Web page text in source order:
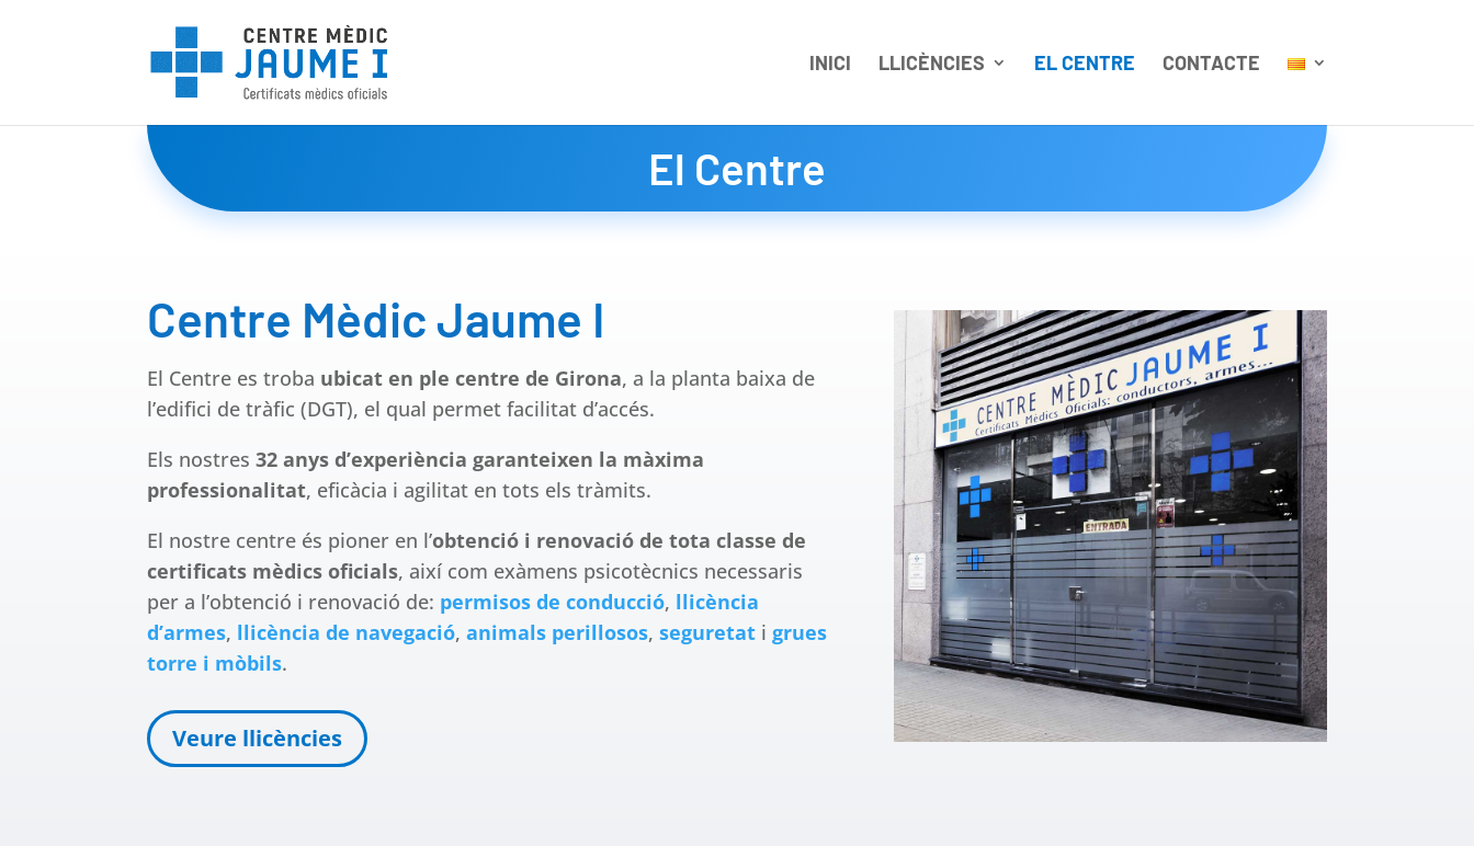
INICI LLICÈNCIES EL CENTRE CONTACTE
El Centre
Centre Mèdic Jaume I
El Centre es troba ubicat en ple centre de Girona, a la planta baixa de
l’edifici de tràfic (DGT), el qual permet facilitat d’accés.
Els nostres32 anys d’experiència garanteixen la màxima
professionalitat, eficàcia i agilitat en tots els tràmits.
El nostre centre és pioner en l’obtenció i renovació de tota classe de
certificats mèdics oficials, així com exàmens psicotècnics necessaris
per a l’obtenció i renovació de: permisos de conducció, llicència
d’armes, llicència de navegació,animals perillosos,seguretat igrues
torre i mòbils.
Veure llicències